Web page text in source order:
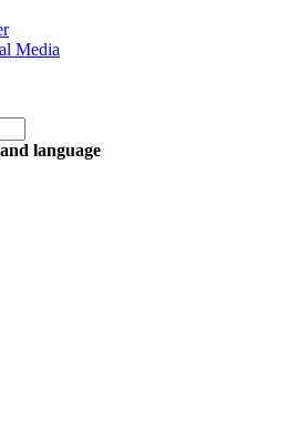
Media
language